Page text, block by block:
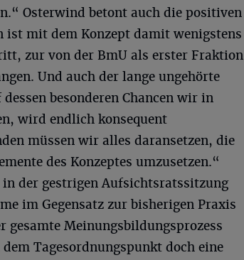
Osterwind betont auch die positiven
ist mit dem Konzept damit wenigstens
zur von der BmU als erster Fraktion
Und auch der lange ungehörte
besonderen Chancen wir in
wird endlich konsequent
müssen wir alles daransetzen, die
des Konzeptes umzusetzen.“
der gestrigen Aufsichtsratssitzung
im Gegensatz zur bisherigen Praxis
Meinungsbildungsprozess
Tagesordnungspunkt doch eine